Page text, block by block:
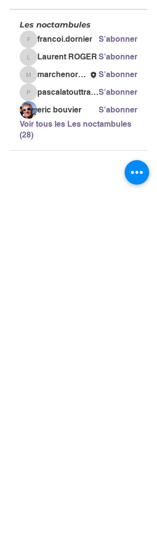
Les noctambules
francoi.dornier
francoi.dornier S'abonner
Laurent ROGER
Laurent ROGER S'abonner
marchenordiquegailmarchenordiquegail S'abonner
pascalatouttravaux pascalatouttravauxS'abonner
eric bouvier
S'abonner
Voir tous les Les noctambules
(28)